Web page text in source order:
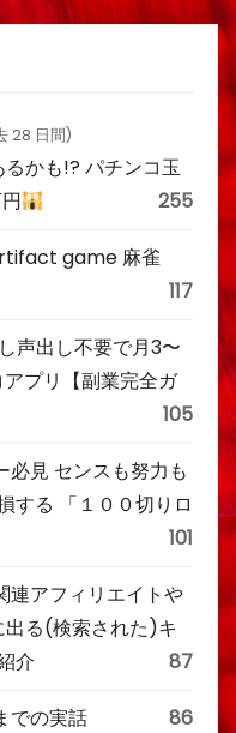
28 日間)
るかも!? パチンコ玉
255
game 麻雀
117
声出し不要で月3〜
プリ【副業完全ガ
105
必見 センスも努力も
する 「１００切りロ
101
連アフィリエイトや
る(検索された)キ
介
87
での実話 86